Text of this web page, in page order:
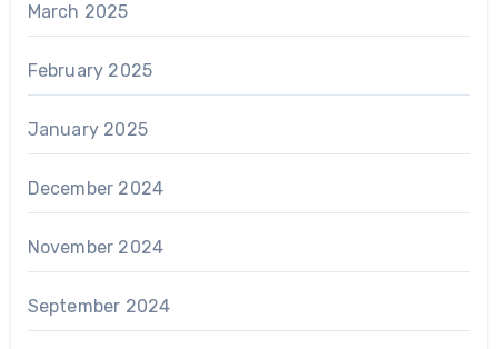
March 2025
February 2025
January 2025
December 2024
November 2024
September 2024